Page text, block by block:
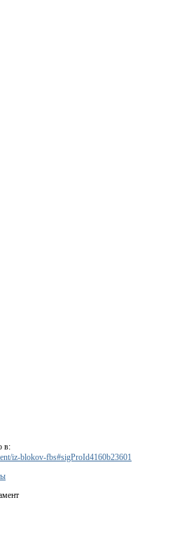
в:
iz-blokov-fbs#sigProId4160b23601